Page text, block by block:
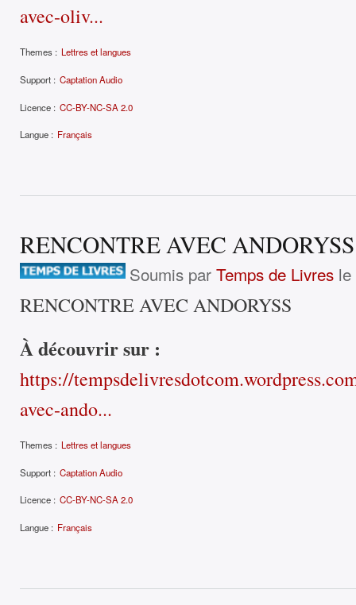
avec-oliv...
Themes : Lettres et langues
Support : Captation Audio
Licence : CC-BY-NC-SA 2.0
Langue : Français
RENCONTRE AVEC ANDORYSS
Soumis parTemps de Livres
RENCONTRE AVEC ANDORYSS
À découvrir sur :
https://
avec-ando...
Themes : Lettres et langues
Support : Captation Audio
Licence : CC-BY-NC-SA 2.0
Langue : Français